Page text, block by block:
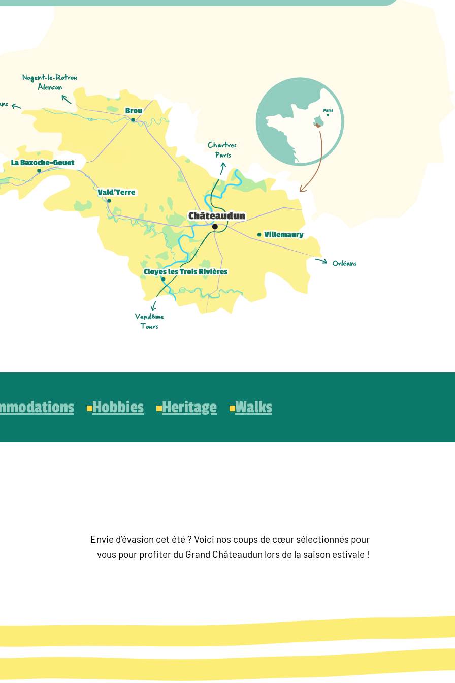
Hobbies Heritage Walks
Envie d’évasion cet été ? Voici nos coups de cœur sélectionnés pour
vous pour profiter du Grand Châteaudun lors de la saison estivale !